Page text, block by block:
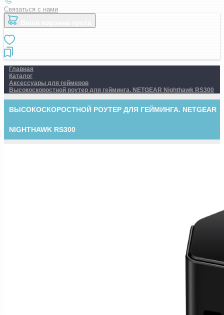
Связаться с нами
Главная
Каталог
Аксессуары для геймеров
Высокоскоростной роутер для гейминга. NETGEAR Nighthawk RS300
ВЫСОКОСКОРОСТНОЙ РОУТЕР ДЛЯ ГЕЙМИНГА. NETGEAR
NIGHTHAWK RS300